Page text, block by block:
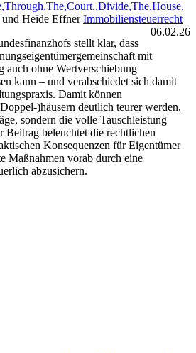
Heide Effner Immobiliensteuerrecht
06.02.26
stellt klar, dass
mit
auch ohne Wertverschiebung
kann – und verabschiedet sich damit
Damit können
)häusern deutlich teurer werden,
sondern die volle Tauschleistung
Beitrag beleuchtet die rechtlichen
Konsequenzen für Eigentümer
Maßnahmen vorab durch eine
abzusichern.